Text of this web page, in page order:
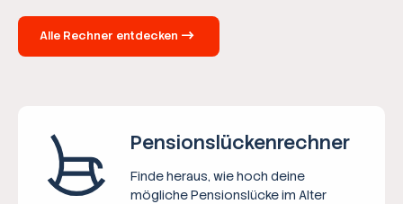
Alle Rechner entdecken
Pensions­lücken­rechner
Finde heraus, wie hoch deine
mögliche Pensionslücke im Alter